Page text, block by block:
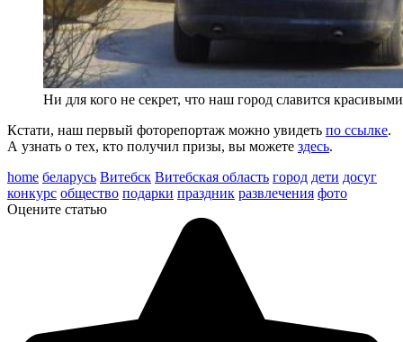
Ни для кого не секрет, что наш город славится
Кстати, наш первый фоторепортаж можно увидеть по ссылке.
А узнать о тех, кто получил призы, вы можете здесь.
home беларусь Витебск Витебская область город дети досуг
конкурс общество подарки праздник развлечения фото
Оцените статью